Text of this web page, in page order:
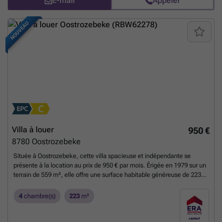
NOUVEAU
950 €
Villa à louer
8780 Oostrozebeke
Située à Oostrozebeke, cette villa spacieuse et indépendante se
présente à la location au prix de 950 € par mois. Érigée en 1979 sur un
terrain de 559 m², elle offre une surface habitable généreuse de 223
chambres confortables, une salle de bains équipée d’une douche à
jets massants, ainsi qu’une cuisine entièrement aménagée avec des
équipements modernes tels qu’une plaque céramique, une hotte, un
4 chambre(s) 223 m²